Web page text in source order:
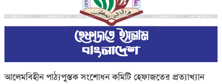
আলেমবিহীন পাঠ্যপুস্তক সংশোধন কমিটি হেফাজতের প্রত্যাখ্যান